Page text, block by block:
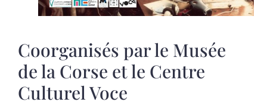
Coorganisés par le Musée
de la Corse et le Centre
Culturel Voce